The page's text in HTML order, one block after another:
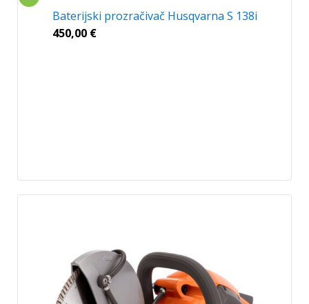
Baterijski prozračivač Husqvarna S 138i
450,00 €